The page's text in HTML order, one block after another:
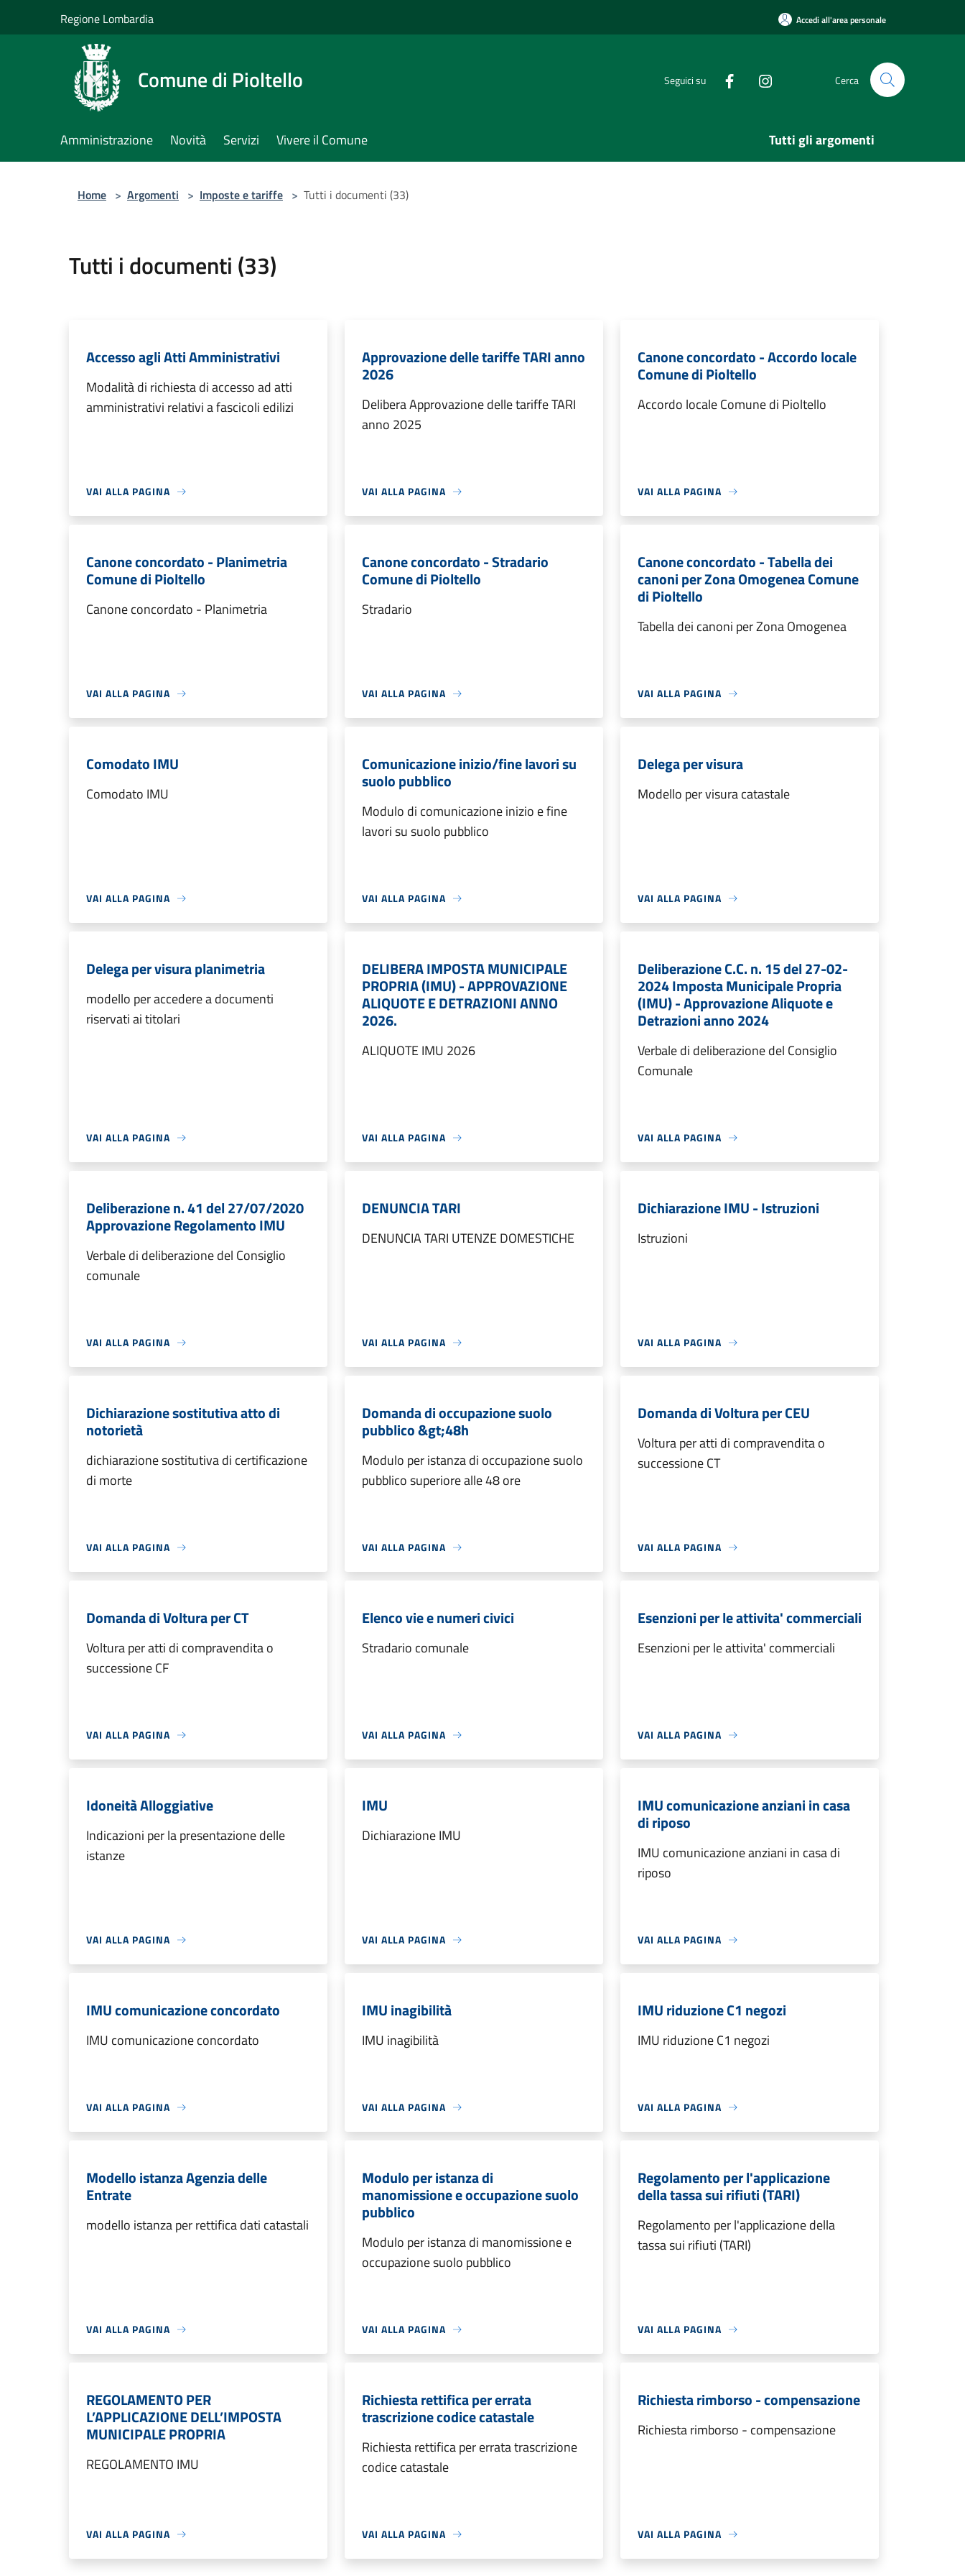
Regione Lombardia Accedi all'area personale
Comune di Pioltello Seguici su Cerca
Amministrazione Novità Servizi Vivere il Comune Tutti gli argomenti
Home > Argomenti > Imposte e tariffe > Tutti i documenti (33)
Tutti i documenti (33)
Accesso agli Atti Amministrativi
Modalità di richiesta di accesso ad atti
amministrativi relativi a fascicoli edilizi
VAI ALLA PAGINA
Approvazione delle tariffe TARI anno
2026
Delibera Approvazione delle tariffe TARI
anno 2025
VAI ALLA PAGINA
Canone concordato - Accordo locale
Comune di Pioltello
Accordo locale Comune di Pioltello
VAI ALLA PAGINA
Canone concordato - Planimetria
Comune di Pioltello
Canone concordato - Planimetria
VAI ALLA PAGINA
Canone concordato - Stradario
Comune di Pioltello
Stradario
VAI ALLA PAGINA
Canone concordato - Tabella dei
canoni per Zona Omogenea Comune
di Pioltello
Tabella dei canoni per Zona Omogenea
VAI ALLA PAGINA
Comodato IMU
Comodato IMU
VAI ALLA PAGINA
Comunicazione inizio/fine lavori su
suolo pubblico
Modulo di comunicazione inizio e fine
lavori su suolo pubblico
VAI ALLA PAGINA
Delega per visura
Modello per visura catastale
VAI ALLA PAGINA
Delega per visura planimetria
modello per accedere a documenti
riservati ai titolari
VAI ALLA PAGINA
DELIBERA IMPOSTA MUNICIPALE
PROPRIA (IMU) - APPROVAZIONE
ALIQUOTE E DETRAZIONI ANNO
2026.
ALIQUOTE IMU 2026
VAI ALLA PAGINA
Deliberazione C.C. n. 15 del 27-02-
2024 Imposta Municipale Propria
(IMU) - Approvazione Aliquote e
Detrazioni anno 2024
Verbale di deliberazione del Consiglio
Comunale
VAI ALLA PAGINA
Deliberazione n. 41 del 27/07/2020
Approvazione Regolamento IMU
Verbale di deliberazione del Consiglio
comunale
VAI ALLA PAGINA
DENUNCIA TARI
DENUNCIA TARI UTENZE DOMESTICHE
VAI ALLA PAGINA
Dichiarazione IMU - Istruzioni
Istruzioni
VAI ALLA PAGINA
Dichiarazione sostitutiva atto di
notorietà
dichiarazione sostitutiva di certificazione
di morte
VAI ALLA PAGINA
Domanda di occupazione suolo
pubblico &gt;48h
Modulo per istanza di occupazione suolo
pubblico superiore alle 48 ore
VAI ALLA PAGINA
Domanda di Voltura per CEU
Voltura per atti di compravendita o
successione CT
VAI ALLA PAGINA
Domanda di Voltura per CT
Voltura per atti di compravendita o
successione CF
VAI ALLA PAGINA
Elenco vie e numeri civici
Stradario comunale
VAI ALLA PAGINA
Esenzioni per le attivita' commerciali
Esenzioni per le attivita' commerciali
VAI ALLA PAGINA
Idoneità Alloggiative
Indicazioni per la presentazione delle
istanze
VAI ALLA PAGINA
IMU
Dichiarazione IMU
VAI ALLA PAGINA
IMU comunicazione anziani in casa
di riposo
IMU comunicazione anziani in casa di
riposo
VAI ALLA PAGINA
IMU comunicazione concordato
IMU comunicazione concordato
VAI ALLA PAGINA
IMU inagibilità
IMU inagibilità
VAI ALLA PAGINA
IMU riduzione C1 negozi
IMU riduzione C1 negozi
VAI ALLA PAGINA
Modello istanza Agenzia delle
Entrate
modello istanza per rettifica dati catastali
VAI ALLA PAGINA
Modulo per istanza di
manomissione e occupazione suolo
pubblico
Modulo per istanza di manomissione e
occupazione suolo pubblico
VAI ALLA PAGINA
Regolamento per l'applicazione
della tassa sui rifiuti (TARI)
Regolamento per l'applicazione della
tassa sui rifiuti (TARI)
VAI ALLA PAGINA
REGOLAMENTO PER
L’APPLICAZIONE DELL’IMPOSTA
MUNICIPALE PROPRIA
REGOLAMENTO IMU
VAI ALLA PAGINA
Richiesta rettifica per errata
trascrizione codice catastale
Richiesta rettifica per errata trascrizione
codice catastale
VAI ALLA PAGINA
Richiesta rimborso - compensazione
Richiesta rimborso - compensazione
VAI ALLA PAGINA